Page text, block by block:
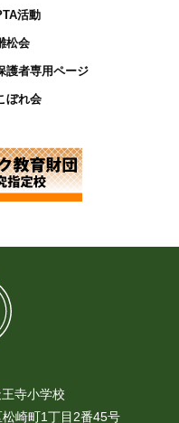
活動
松会
護者専用ページ
ぼれ会
寺小学校
崎町1丁目2番45号